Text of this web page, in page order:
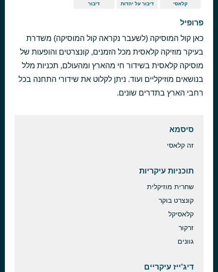
לפני שעה
לפני שעה
Mots d'amour
Cécile Chaminade
Villanelle
Cécile Chaminade
לפני שעה
דיבור דיבור על יהדות קלאסי
פרופיל
כאן קול המוסיקה (לשעבר נקראה קול המוסיקה) משדרת
בעיקר מוזיקה קלאסית מכל הזמנים, קונצרטים והופעות של
מוסיקה קלאסית בשידור חי מהארץ ומהעולם, תכניות מלל
בנושאים מוזיקליים ועוד. ניתן לקלוט את שידורי התחנה בכל
רחבי הארץ בתדרים שונים.
סיסמא
זה קלאסי
תוכניות עיקריות
שחרית מוזיקלית
קונצרט בוקר
קלאסיקל
זרקור
גוונים
דיג'ייז עיקריים